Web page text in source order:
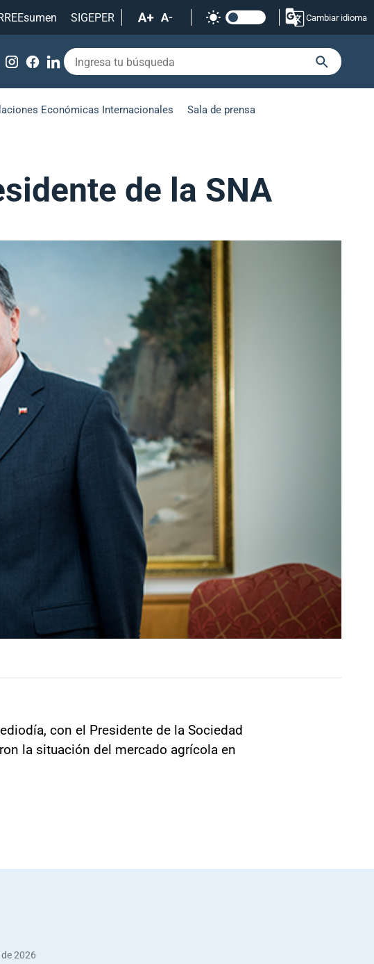
SIGEPER Cambiar idioma
Económicas Internacionales Sala de prensa
de la SNA
con el Presidente de la Sociedad
la situación del mercado agrícola en
2026